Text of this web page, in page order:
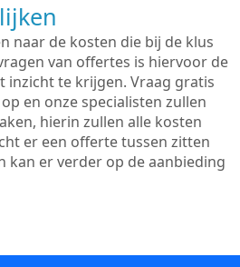
naar de kosten die bij de klus
van offertes is hiervoor de
inzicht te krijgen. Vraag gratis
en onze specialisten zullen
hierin zullen alle kosten
er een offerte tussen zitten
kan er verder op de aanbieding